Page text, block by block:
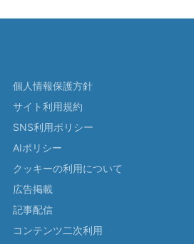
個人情報保護方針
サイト利用規約
SNS利用ポリシー
AIポリシー
クッキーの利用について
広告掲載
記事配信
コンテンツ二次利用